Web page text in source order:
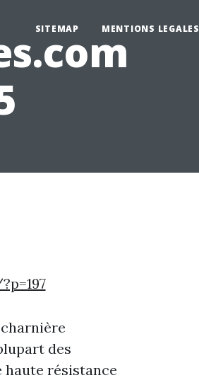
SITEMAP MENTIONS LEGALES
des
résistance